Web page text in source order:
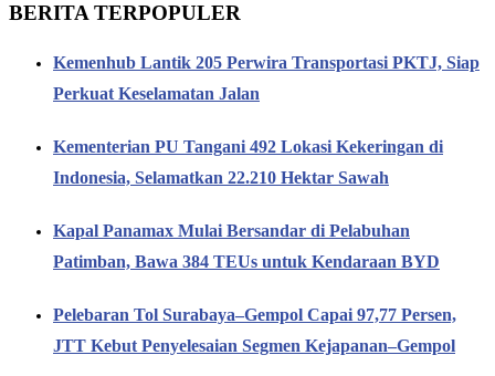
BERITA TERPOPULER
Kemenhub Lantik 205 Perwira Transportasi PKTJ, Siap
Perkuat Keselamatan Jalan
Kementerian PU Tangani 492 Lokasi Kekeringan di
Indonesia, Selamatkan 22.210 Hektar Sawah
Kapal Panamax Mulai Bersandar di Pelabuhan
Patimban, Bawa 384 TEUs untuk Kendaraan BYD
Pelebaran Tol Surabaya–Gempol Capai 97,77 Persen,
JTT Kebut Penyelesaian Segmen Kejapanan–Gempol